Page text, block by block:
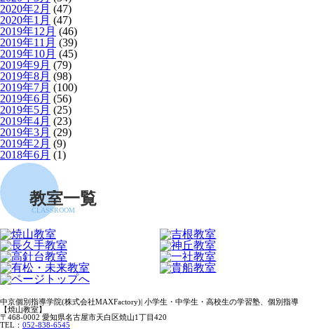
2020年2月 (47)
2020年1月 (47)
2019年12月 (46)
2019年11月 (39)
2019年10月 (45)
2019年9月 (79)
2019年8月 (98)
2019年7月 (100)
2019年6月 (56)
2019年5月 (25)
2019年4月 (23)
2019年3月 (29)
2019年2月 (9)
2018年6月 (1)
教室一覧
CLASSROOM
中京個別指導学院(株式会社MAXFactory)| 小学生・中学生・高校生の学習塾、個別指導
【焼山教室】
〒468-0002 愛知県名古屋市天白区焼山1丁目420
TEL： 052-838-6545